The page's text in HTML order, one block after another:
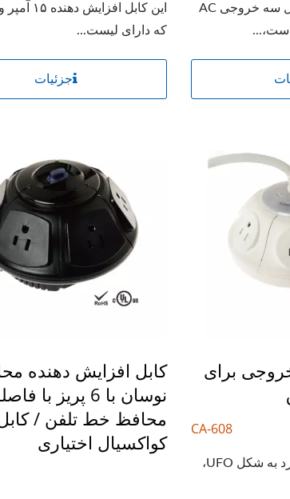
پریز برق چندکاره شامل سه خروجی AC
که دارای لیست...
جزئیات
ولتاژ ۶ خروجی برای
CA-608
با طراحی منحصر به فرد به شکل UFO،
کابل افزایش دهنده
نوسان با 6 پریز با
محافظ خط تلفن /
کواکسیال اختیاری